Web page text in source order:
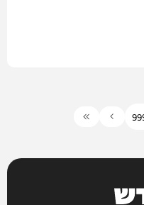
99